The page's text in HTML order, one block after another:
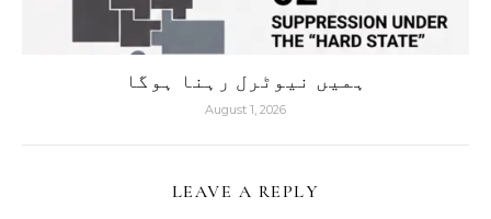
ہمیں نیوٹرل رہنا ہوگا
August 1, 2026
LEAVE A REPLY